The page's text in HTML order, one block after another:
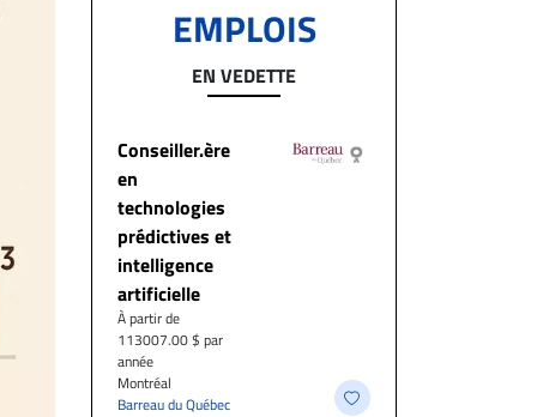
EMPLOIS
EN VEDETTE
Conseiller.ère
en
technologies
prédictives et
intelligence
artificielle
À partir de
113007.00 $ par
année
Montréal
Barreau du Québec